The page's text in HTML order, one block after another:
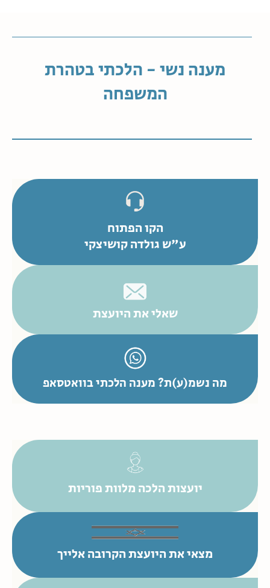
מענה נשי - הלכתי בטהרת
המשפחה
הקו הפתוח
ע"ש גולדה קושיצקי
שאלי את היועצת
מה נשמ(ע)ת? מענה הלכתי בוואטסאפ
יועצות הלכה מלוות פוריות
מצאי את היועצת הקרובה אלייך